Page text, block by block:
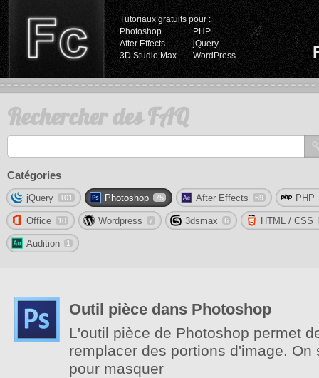
Tutoriaux gratuits pour :
Photoshop
PHP
After Effects
jQuery
3D Studio Max
WordPress
Rechercher des FAQ
Catégories
jQuery 101 Photoshop 75 After Effects 69 PHP
Office 10 Wordpress 7 3dsmax 6 HTML / CSS
Audition 1
Outil pièce dans Photoshop
L'outil pièce de Photoshop permet
remplacer des portions d'image. On
pour masquer